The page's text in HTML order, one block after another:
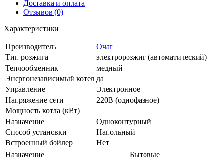
Доставка и оплата
Отзывов (0)
Характеристики
Производитель
Очаг
Тип розжига
электророзжиг (автоматический)
Теплообменник
медный
Энергонезависимый котел да
Управление
Электронное
Напряжение сети
220В (однофазное)
Мощность котла (кВт)
Назначение
Одноконтурный
Способ установки
Напольный
Встроенный бойлер
Нет
Назначение
Бытовые